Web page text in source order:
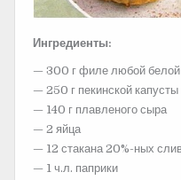
Ингредиенты:
— 300 г филе любой белой
— 250 г пекинской капусты
— 140 г плавленого сыра
— 2 яйца
— 12 стакана 20%-ных
— 1 ч.л. паприки